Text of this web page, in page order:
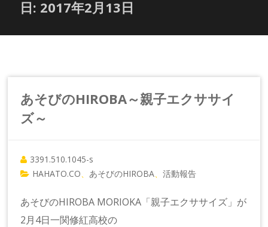
日: 2017年2月13日
あそびのHIROBA～親子エクササイ
ズ～
3391.510.1045-s
HAHATO.CO
あそびのHIROBA 、活動報告
あそびのHIROBA MORIOKA「親子エクササイズ」が
2月4日一関修紅高校の